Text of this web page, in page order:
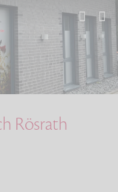
von Köln nach Rösrath
Rösrath